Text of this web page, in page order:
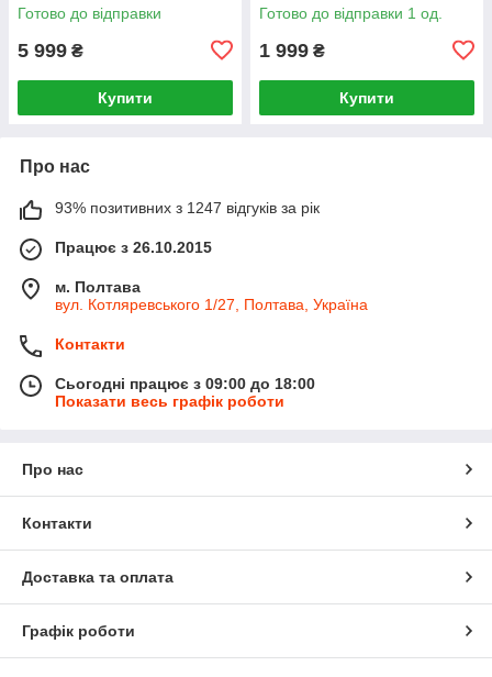
Готово до відправки
5 999 ₴
Купити
Готово до відправки 1 од.
1 999 ₴
Купити
Про нас
93% позитивних з 1247 відгуків за рік
Працює з 26.10.2015
м. Полтава
вул. Котляревського 1/27, Полтава, Україна
Контакти
Сьогодні працює з 09:00 до 18:00
Показати весь графік роботи
Про нас
Контакти
Доставка та оплата
Графік роботи